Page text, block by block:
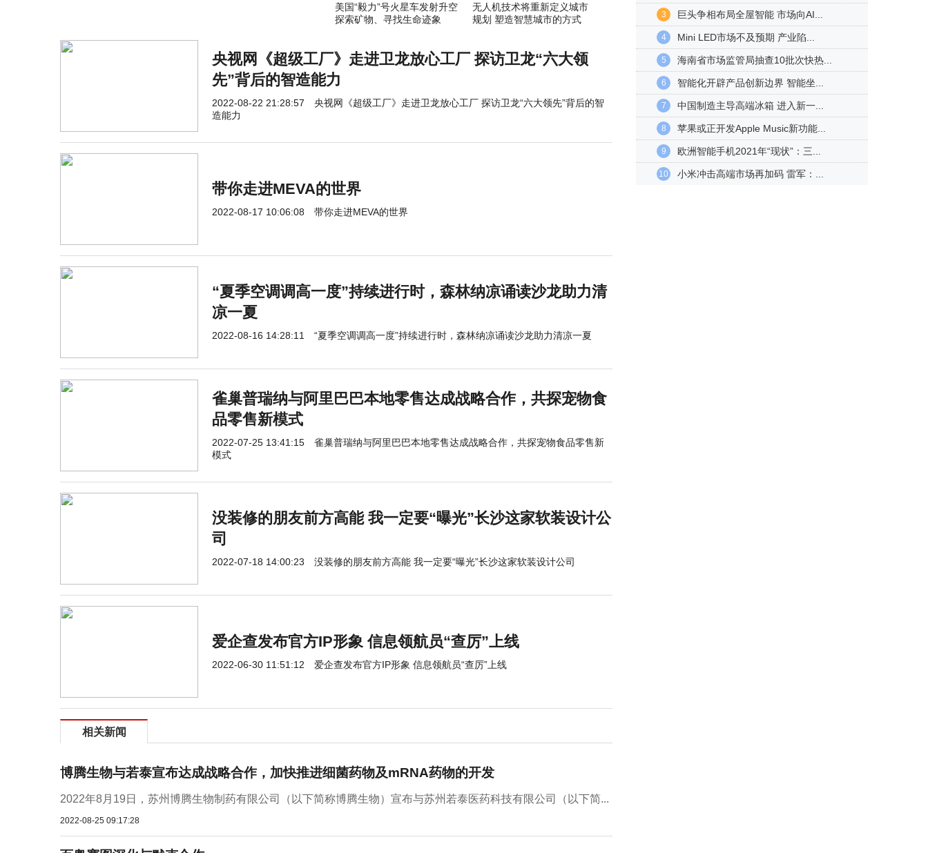
美国“毅力”号火星车发射升空
探索矿物、寻找生命迹象
无人机技术将重新定义城市
规划 塑造智慧城市的方式
央视网《超级工厂》走进卫龙放心工厂 探访卫龙“六大领
先”背后的智造能力
2022-08-22 21:28:57
央视网《超级工厂》走进卫龙放心工厂 探访卫龙“六大领先”背后的智
造能力
带你走进MEVA的世界
2022-08-17 10:06:08 带你走进MEVA的世界
“夏季空调调高一度”持续进行时，森林纳凉诵读沙龙助力清
凉一夏
2022-08-16 14:28:11 “夏季空调调高一度”持续进行时，森林纳凉诵读沙龙助力清凉一夏
雀巢普瑞纳与阿里巴巴本地零售达成战略合作，共探宠物食
品零售新模式
2022-07-25 13:41:15
雀巢普瑞纳与阿里巴巴本地零售达成战略合作，共探宠物食品零售新
模式
没装修的朋友前方高能 我一定要“曝光”长沙这家软装设计公
司
2022-07-18 14:00:23 没装修的朋友前方高能 我一定要“曝光”长沙这家软装设计公司
爱企查发布官方IP形象 信息领航员“查厉”上线
2022-06-30 11:51:12 爱企查发布官方IP形象 信息领航员“查厉”上线
相关新闻
博腾生物与若泰宣布达成战略合作，加快推进细菌药物及mRNA药物的开发
2022年8月19日，苏州博腾生物制药有限公司（以下简称博腾生物）宣布与苏州若泰医药科技有限公司（以下简...
2022-08-25 09:17:28
3 巨头争相布局全屋智能 市场向AI...
4 Mini LED市场不及预期 产业陷...
5 海南省市场监管局抽查10批次快热...
6 智能化开辟产品创新边界 智能坐...
7 中国制造主导高端冰箱 进入新一...
8 苹果或正开发Apple Music新功能...
9 欧洲智能手机2021年“现状”：三...
10 小米冲击高端市场再加码 雷军：...